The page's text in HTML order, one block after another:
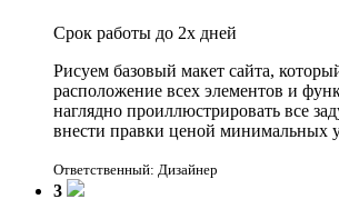
Срок работы до 2х дней
Рисуем базовый макет сайта,
расположение всех элементов и
наглядно проиллюстрировать все
внести правки ценой минимальных
Ответственный: Дизайнер
3